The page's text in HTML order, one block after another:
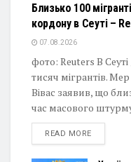
Близько 100
кордону в Сеуті –
07.08.2026
фото: Reuters В
тисяч мігрантів.
Вівас заявив, що
час масового
READ MOREDETAILS